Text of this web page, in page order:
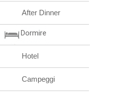
After Dinner
Dormire
Hotel
Campeggi